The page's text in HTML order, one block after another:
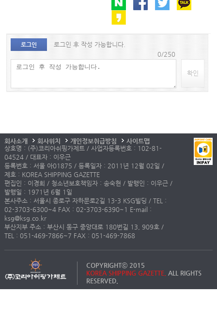
로그인
로그인 후 작성 가능합니다.
0/250
확인
회사소개 회사위치 개인정보취급방침
사이트맵
상호명 : (주)코리아쉬핑가제트 / 사업자등록번호 : 102-81-
04524 / 대표자 : 이우근
등록번호 : 서울 아01875 / 등록일자 : 2011년 12월 02일 /
제호 : KOREA SHIPPING GAZETTE
편집인 : 이경희 / 청소년보호책임자 : 송숙현 / 발행인 : 이우근 /
발행일 : 1971년 6월 1일
본사주소 : 서울시 종로구 자하문로2길 13-3 KSG빌딩 / TEL :
02-3703-6300~4 FAX : 02-3703-6390~1 E-mail :
ksg@ksg.co.kr
부산지부 주소 : 부산시 동구 중앙대로 180번길 13, 909호 /
TEL : 051-469-7866~7 FAX : 051-469-7868
COPYRIGHTⓒ 2015
KOREA SHIPPING GAZETTE. ALL RIGHTS
RESERVED.